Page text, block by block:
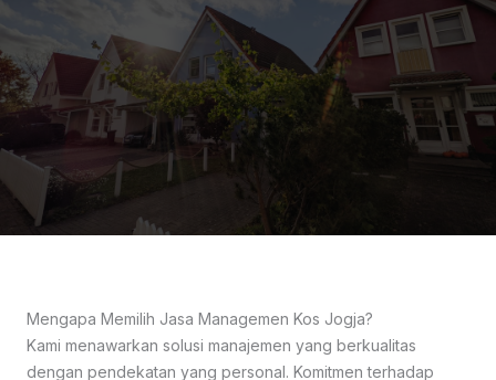
Mengapa Memilih Jasa Managemen Kos Jogja?
Kami menawarkan solusi manajemen yang berkualitas
dengan pendekatan yang personal. Komitmen terhadap